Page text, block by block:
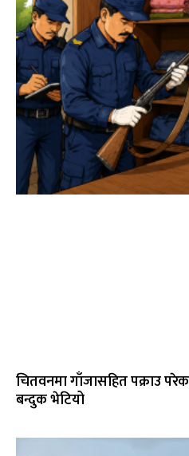
चितवनमा गाँजासहित पक्राउ
बन्दुक भेटियो